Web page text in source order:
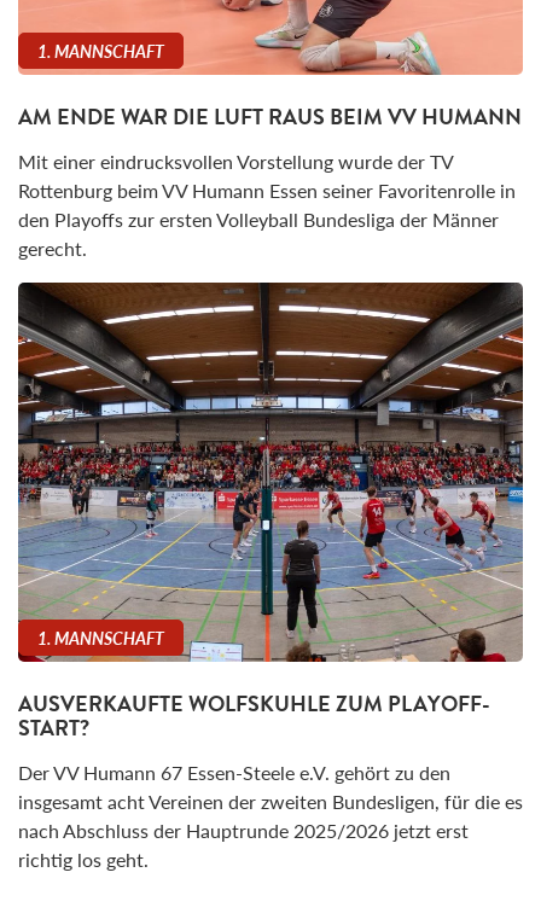
1. MANNSCHAFT
AM ENDE WAR DIE LUFT RAUS BEIM VV HUMANN
Mit einer eindrucksvollen Vorstellung wurde der TV
Rottenburg beim VV Humann Essen seiner Favoritenrolle in
den Playoffs zur ersten Volleyball Bundesliga der Männer
gerecht.
1. MANNSCHAFT
AUSVERKAUFTE WOLFSKUHLE ZUM PLAYOFF-
START?
Der VV Humann 67 Essen-Steele e.V. gehört zu den
insgesamt acht Vereinen der zweiten Bundesligen, für die es
nach Abschluss der Hauptrunde 2025/2026 jetzt erst
richtig los geht.